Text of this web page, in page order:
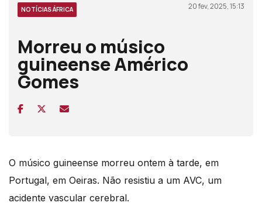
NOTÍCIAS ÁFRICA 20 fev, 2025, 15:13
Morreu o músico
guineense Américo
Gomes
O músico guineense morreu ontem à tarde, em
Portugal, em Oeiras. Não resistiu a um AVC, um
acidente vascular cerebral.